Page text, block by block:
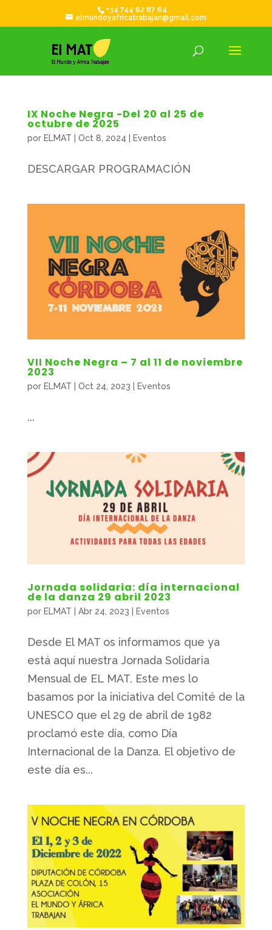
+34 744 62 87 64
elmundoyafricatrabajan@gmail.com
IX Noche Negra -Del 20 al 25 de
octubre de 2025
por ELMAT Oct 8, 2024 Eventos
DESCARGAR PROGRAMACIÓN
VII Noche Negra – 7 al 11 de noviembre
2023
por ELMAT Oct 24, 2023 Eventos
...
Jornada solidaria: día internacional
de la danza 29 abril 2023
por ELMAT Abr 24, 2023 Eventos
Desde El MAT os informamos que ya
está aquí nuestra Jornada Solidaria
Mensual de EL MAT. Este mes lo
basamos por la iniciativa del Comité de la
UNESCO que el 29 de abril de 1982
proclamó este día, como Día
Internacional de la Danza. El objetivo de
este día es...